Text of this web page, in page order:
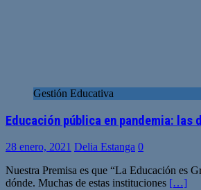
Gestión Educativa
Educación pública en pandemia:
28 enero, 2021 Delia Estanga 0
Nuestra Premisa es que “La Educación es
dónde. Muchas de estas instituciones […]